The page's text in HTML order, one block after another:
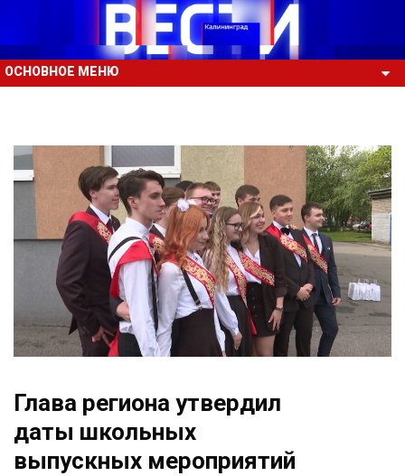
ОСНОВНОЕ МЕНЮ
Глава региона утвердил
даты школьных
выпускных мероприятий